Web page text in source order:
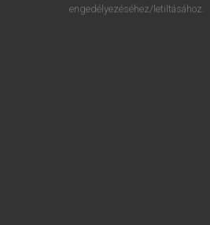
engedélyezéséhez/letiltásához.